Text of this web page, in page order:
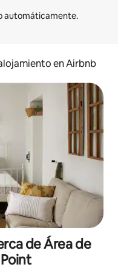
en Airbnb
de Área de